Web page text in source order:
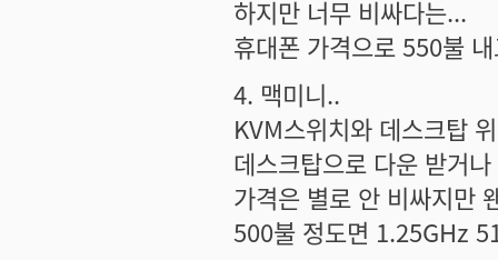
하지만 너무 비싸다는...
휴대폰 가격으로 550불
4. 맥미니..
KVM스위치와 데스크탑
데스크탑으로 다운 받거
가격은 별로 안 비싸지만
500불 정도면 1.25GHz